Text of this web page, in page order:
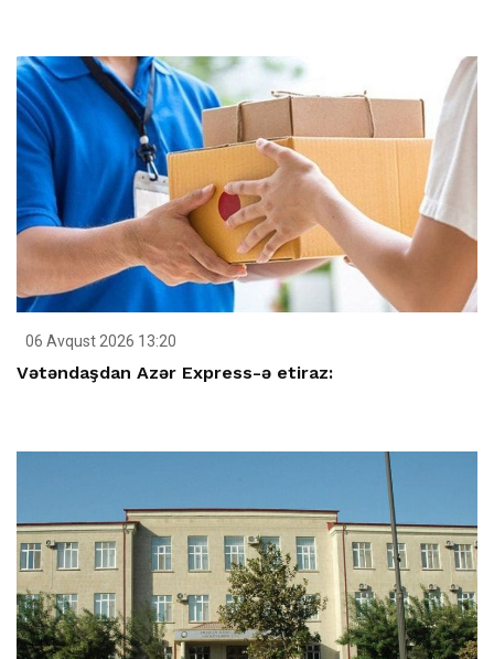
06 Avqust 2026 13:20
Vətəndaşdan Azər Express-ə etiraz: